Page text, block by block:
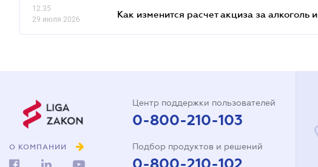
12.35
29 июля 2026
Как изменится расчет акциза за алкоголь
О КОМПАНИИ
Центр поддержки пользователей
0-800-210-103
Подбор продуктов и решений
0-800-210-102